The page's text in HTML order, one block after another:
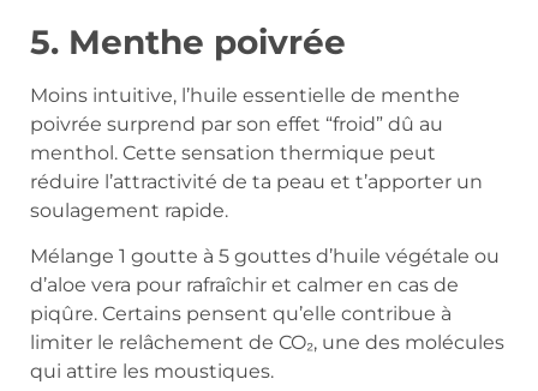
5. Menthe poivrée
Moins intuitive, l’huile essentielle de menthe
poivrée surprend par son effet “froid” dû au
menthol. Cette sensation thermique peut
réduire l’attractivité de ta peau et t’apporter un
soulagement rapide.
Mélange 1 goutte à 5 gouttes d’huile végétale ou
d’aloe vera pour rafraîchir et calmer en cas de
piqûre. Certains pensent qu’elle contribue à
limiter le relâchement de CO₂, une des molécules
qui attire les moustiques.